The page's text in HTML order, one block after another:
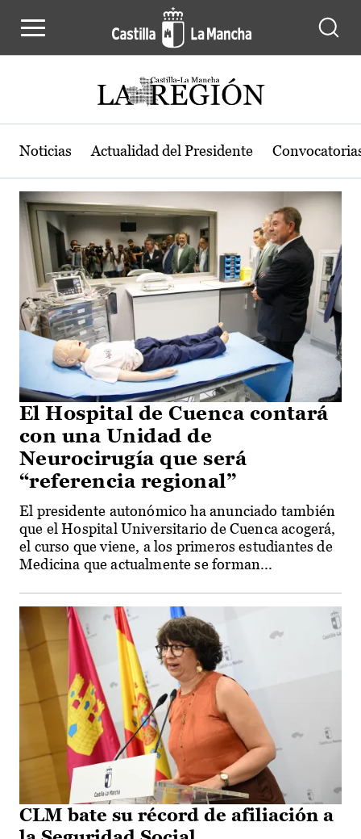
Actualidad de la región de Castilla-
Noticias Actualidad del Presidente
El Hospital de Cuenca contará
con una Unidad de
Neurocirugía que será
“referencia regional”
El presidente autonómico ha anunciado también
que el Hospital Universitario de Cuenca acogerá,
el curso que viene, a los primeros estudiantes de
Medicina que actualmente se forman...
CLM bate su récord de afiliación a